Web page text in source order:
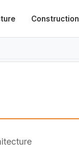
Construction